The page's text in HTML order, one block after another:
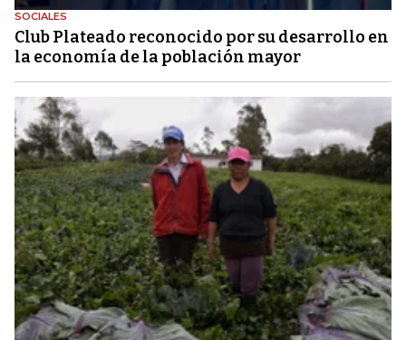
SOCIALES
Club Plateado reconocido por su desarrollo en
la economía de la población mayor